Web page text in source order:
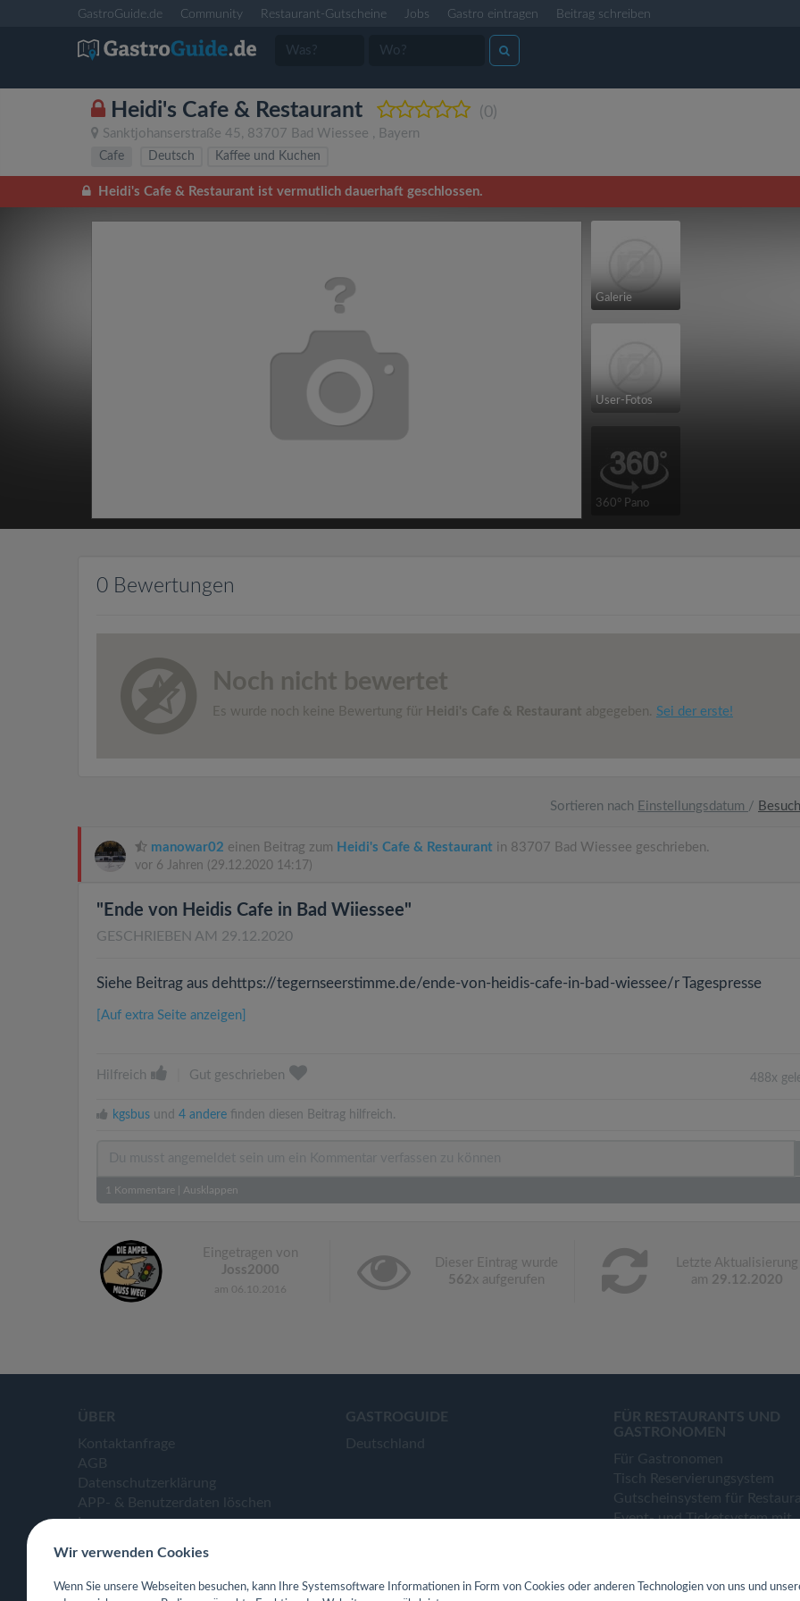
GastroGuide.de Community Restaurant-Gutscheine Jobs Gastro eintragen Beitrag schreiben
Heidi's Cafe & Restaurant (0)
Sanktjohanserstraße 45 , 83707 Bad Wiessee , Bayern
Cafe Deutsch Kaffee und Kuchen
Heidi's Cafe & Restaurant ist vermutlich dauerhaft geschlossen.
Galerie
User-Fotos
360° Pano
0 Bewertungen
Noch nicht bewertet
Es wurde noch keine Bewertung für Heidi's Cafe & Restaurant abgegeben. Sei der erste!
Sortieren nach Einstellungsdatum /
manowar02 einen Beitrag zum Heidi's Cafe & Restaurant in 83707 Bad Wiessee geschrieben.
vor 6 Jahren (29.12.2020 14:17)
"Ende von Heidis Cafe in Bad Wiiessee"
GESCHRIEBEN AM 29.12.2020
Siehe Beitrag aus dehttps://tegernseerstimme.de/ende-von-heidis-cafe-in-bad-wiessee/r Tagespresse
[Auf extra Seite anzeigen]
Hilfreich Gut geschrieben 488x
kgsbus und 4 andere finden diesen Beitrag hilfreich.
1 Kommentare Ausklappen
Eingetragen von
Joss2000
am 06.10.2016
Dieser Eintrag wurde
562x aufgerufen
Letzte Aktualisierung
am 29.12.2020
ÜBER
Kontaktanfrage
AGB
Datenschutzerklärung
APP- & Benutzerdaten löschen
Impressum
GASTROGUIDE
Deutschland
FÜR RESTAURANTS UND
GASTRONOMEN
Für Gastronomen
Tisch Reservierungsystem
Gutscheinsystem für
Event- und Ticketsystem mit
Webseiten für Restaurant
Wir verwenden Cookies
Wenn Sie unsere Webseiten besuchen, kann Ihre Systemsoftware Informationen in Form von Cookies oder anderen Technologien von uns und